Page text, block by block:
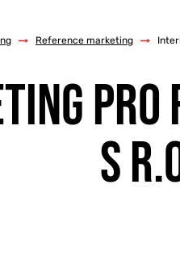
/ Reference marketing /
S